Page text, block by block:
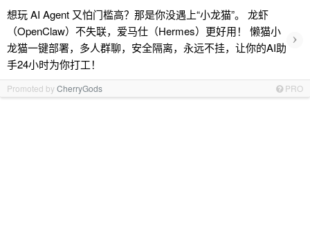
想玩 AI Agent 又怕门槛高？那是你没遇上“小龙猫”。 龙虾
（OpenClaw）不失联，爱马仕（Hermes）更好用！ 懒猫小
龙猫一键部署，多人群聊，安全隔离，永远不挂，让你的AI助
手24小时为你打工！
›
Promoted byCherryGods PRO